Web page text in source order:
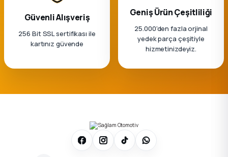
Güvenli Alışveriş
256 Bit SSL sertifikası ile
kartınız güvende
Geniş Ürün Çeşitliliği
25.000'den fazla orjinal
yedek parça çeşitiyle
hizmetinizdeyiz.